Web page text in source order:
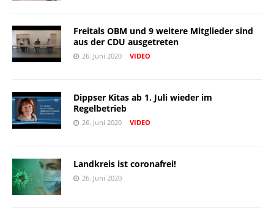
Freitals OBM und 9 weitere Mitglieder sind
aus der CDU ausgetreten
26. Juni 2020 VIDEO
Dippser Kitas ab 1. Juli wieder im
Regelbetrieb
26. Juni 2020 VIDEO
Landkreis ist coronafrei!
26. Juni 2020